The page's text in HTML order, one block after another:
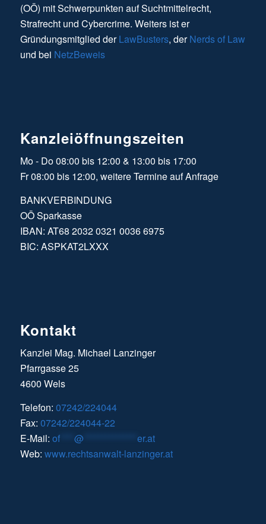
(OÖ) mit Schwerpunkten auf Suchtmittelrecht,
Strafrecht und Cybercrime. Weiters ist er
Gründungsmitglied derLawBusters, derNerds of Law
und bei NetzBeweis
Kanzleiöffnungszeiten
Mo - Do 08:00 bis 12:00 & 13:00 bis 17:00
Fr 08:00 bis 12:00, weitere Termine auf Anfrage
BANKVERBINDUNG
OÖ Sparkasse
IBAN: AT68 2032 0321 0036 6975
BIC: ASPKAT2LXXX
Kontakt
Kanzlei Mag. Michael Lanzinger
Pfarrgasse 25
4600 Wels
Telefon: 07242/224044
Fax: 07242/224044-22
E-Mail: of**** @*************** er.at
Web: www.rechtsanwalt-lanzinger.at